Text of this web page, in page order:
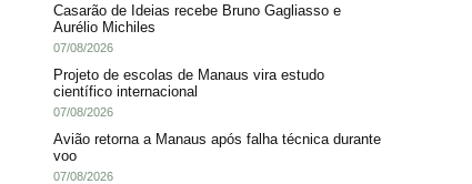
Casarão de Ideias recebe Bruno Gagliasso e
Aurélio Michiles
07/08/2026
Projeto de escolas de Manaus vira estudo
científico internacional
07/08/2026
Avião retorna a Manaus após falha técnica durante
voo
07/08/2026